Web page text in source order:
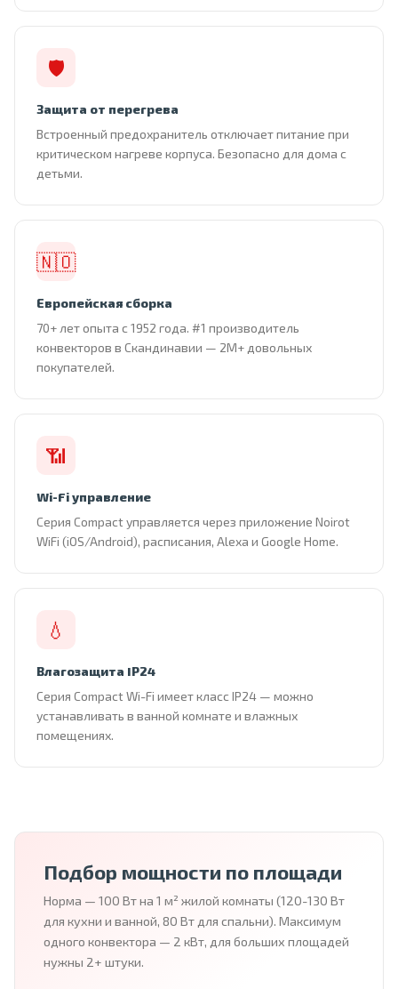
🛡
Защита от перегрева
Встроенный предохранитель отключает питание при
критическом нагреве корпуса. Безопасно для дома с
детьми.
🇳🇴
Европейская сборка
70+ лет опыта с 1952 года. #1 производитель
конвекторов в Скандинавии — 2М+ довольных
покупателей.
📶
Wi-Fi управление
Серия Compact управляется через приложение Noirot
WiFi (iOS/Android), расписания, Alexa и Google Home.
💧
Влагозащита IP24
Серия Compact Wi-Fi имеет класс IP24 — можно
устанавливать в ванной комнате и влажных
помещениях.
Подбор мощности по площади
Норма — 100 Вт на 1 м² жилой комнаты (120-130 Вт
для кухни и ванной, 80 Вт для спальни). Максимум
одного конвектора — 2 кВт, для больших площадей
нужны 2+ штуки.